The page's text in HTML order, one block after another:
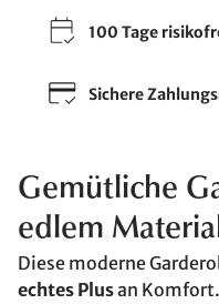
100 Tage
Sichere
Gemütliche
edlem
Diese moderne
echtes Plusan